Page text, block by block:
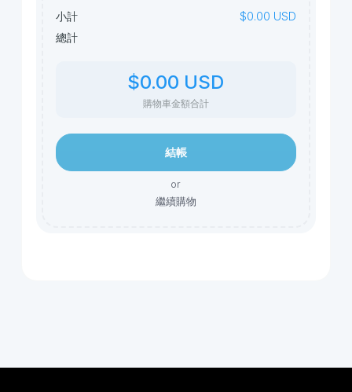
小計 $0.00 USD
總計
$0.00 USD
購物車金額合計
結帳
or
繼續購物